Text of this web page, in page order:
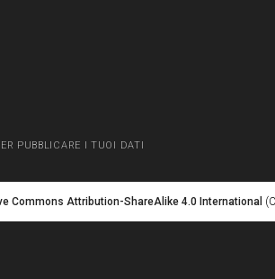
PUBBLICARE I TUOI DATI
Commons Attribution-ShareAlike 4.0 International